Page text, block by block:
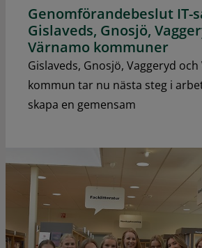
Genomförandebeslut IT-
Gislaveds, Gnosjö,
Värnamo kommuner
Gislaveds, Gnosjö, Vaggeryd
kommun tar nu nästa steg i
skapa en gemensam